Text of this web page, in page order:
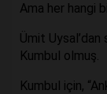
Ama her hangi
Ümit Uysal’dan
Kumbul olmuş.
Kumbul için,